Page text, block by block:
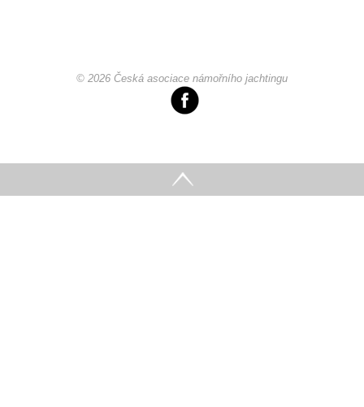
Přednášky
Převzaté články ze zahraničí
© 2026 Česká asociace námořního jachtingu